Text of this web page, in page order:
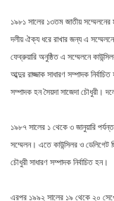
১৯৮১ সালের ১৩তম জাতীয় সম্মেলনের
দলীয় ঐক্য ধরে রাখার জন্য এ
ফেব্রুয়ারি অনুষ্ঠিত এ সম্মেলনে
আব্দুর রাজ্জাক সাধারণ সম্পাদক
সম্পাদক হন সৈয়দা সাজেদা চৌধুরী।
১৯৮৭ সালের ১ থেকে ৩ জানুয়ারি
সম্মেলন। এতে কাউন্সিলর ও ডেলিগেট
চৌধুরী সাধারণ সম্পাদক নির্বাচিত হন।
এরপর ১৯৯২ সালের ১৯ থেকে ২০